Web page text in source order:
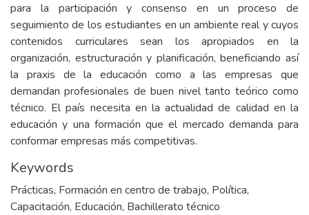
para la participación y consenso en un proceso de
seguimiento de los estudiantes en un ambiente real y cuyos
contenidos curriculares sean los apropiados en la
organización, estructuración y planificación, beneficiando así
la praxis de la educación como a las empresas que
demandan profesionales de buen nivel tanto teórico como
técnico. El país necesita en la actualidad de calidad en la
educación y una formación que el mercado demanda para
conformar empresas más competitivas.
Keywords
Prácticas, Formación en centro de trabajo, Política,
Capacitación, Educación, Bachillerato técnico